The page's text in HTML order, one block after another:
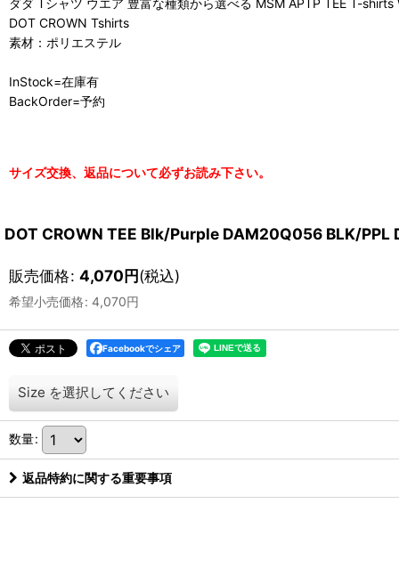
ダダ Tシャツ ウエア 豊富な種類から選べる MSM APTP TEE T-shirts
DOT CROWN Tshirts
素材：ポリエステル
InStock=在庫有
BackOrder=予約
サイズ交換、返品について必ずお読み下さい。
DOT CROWN TEE Blk/Purple DAM20Q056 BLK/PPL
販売価格: 4,070円(税込)
希望小売価格: 4,070円
Facebookでシェア
Size を選択してください
数量:
返品特約に関する重要事項